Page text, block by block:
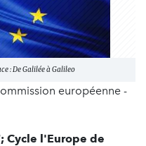
: De Galilée à Galileo
européenne -
Cycle l'Europe de